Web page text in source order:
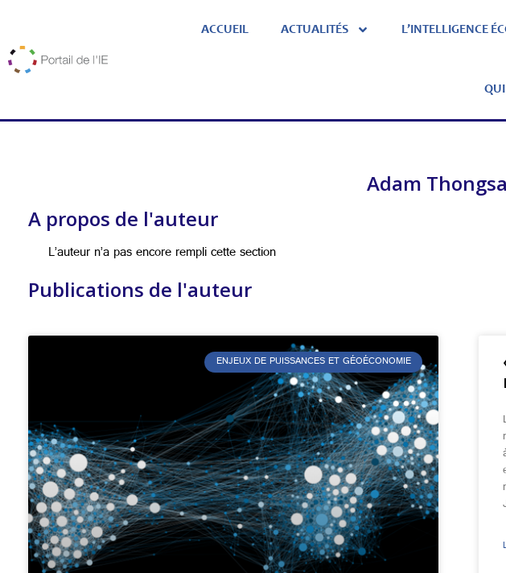
ACCUEIL ACTUALITÉS L’INTELLIGENCE
Adam
A propos de l'auteur
L’auteur n’a pas encore rempli cette section
Publications de l'auteur
ENJEUX DE PUISSANCES ET GÉOÉCONOMIE